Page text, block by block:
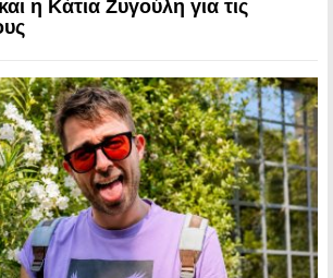
η Κάτια Ζυγούλη για τις